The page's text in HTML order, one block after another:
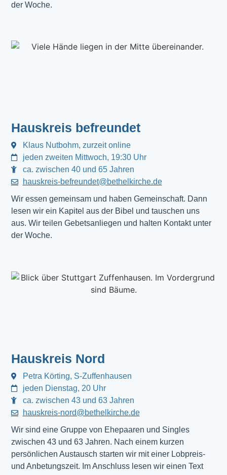
der Woche.
Hauskreis befreundet
Klaus Nutbohm, zurzeit online
jeden zweiten Mittwoch, 19:30 Uhr
ca. zwischen 40 und 65 Jahren
hauskreis-befreundet@bethelkirche.de
Wir essen gemeinsam und haben Gemeinschaft. Dann
lesen wir ein Kapitel aus der Bibel und tauschen uns
aus. Wir teilen Gebetsanliegen und halten Kontakt unter
der Woche.
Hauskreis Nord
Petra Körting, S-Zuffenhausen
jeden Dienstag, 20 Uhr
ca. zwischen 43 und 63 Jahren
hauskreis-nord@bethelkirche.de
Wir sind eine Gruppe von Ehepaaren und Singles
zwischen 43 und 63 Jahren. Nach einem kurzen
persönlichen Austausch starten wir mit einer Lobpreis-
und Anbetungszeit. Im Anschluss lesen wir einen Text